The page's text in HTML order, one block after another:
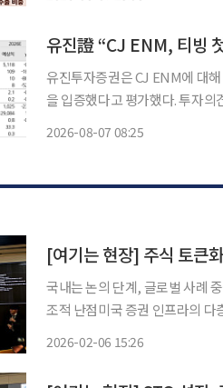
유진투자증권은 CJ ENM에 대
을 입증했다고 평가했다. 투자의견 매
2026-08-07 08:25
[여기는 현장] 주식 토큰
국내는 논의 단계, 글로벌 사례
조적 난점미국 증권 인프라의 다
2026-02-06 15:26